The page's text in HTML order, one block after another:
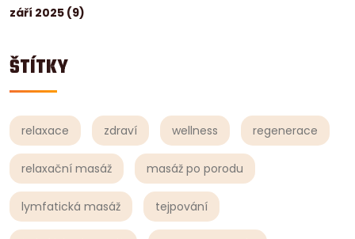
září 2025 (9)
ŠTÍTKY
relaxace zdraví wellness regenerace
relaxační masáž masáž po porodu
lymfatická masáž tejpování